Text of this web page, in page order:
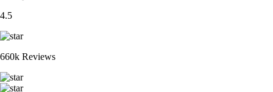
4.5
660k Reviews